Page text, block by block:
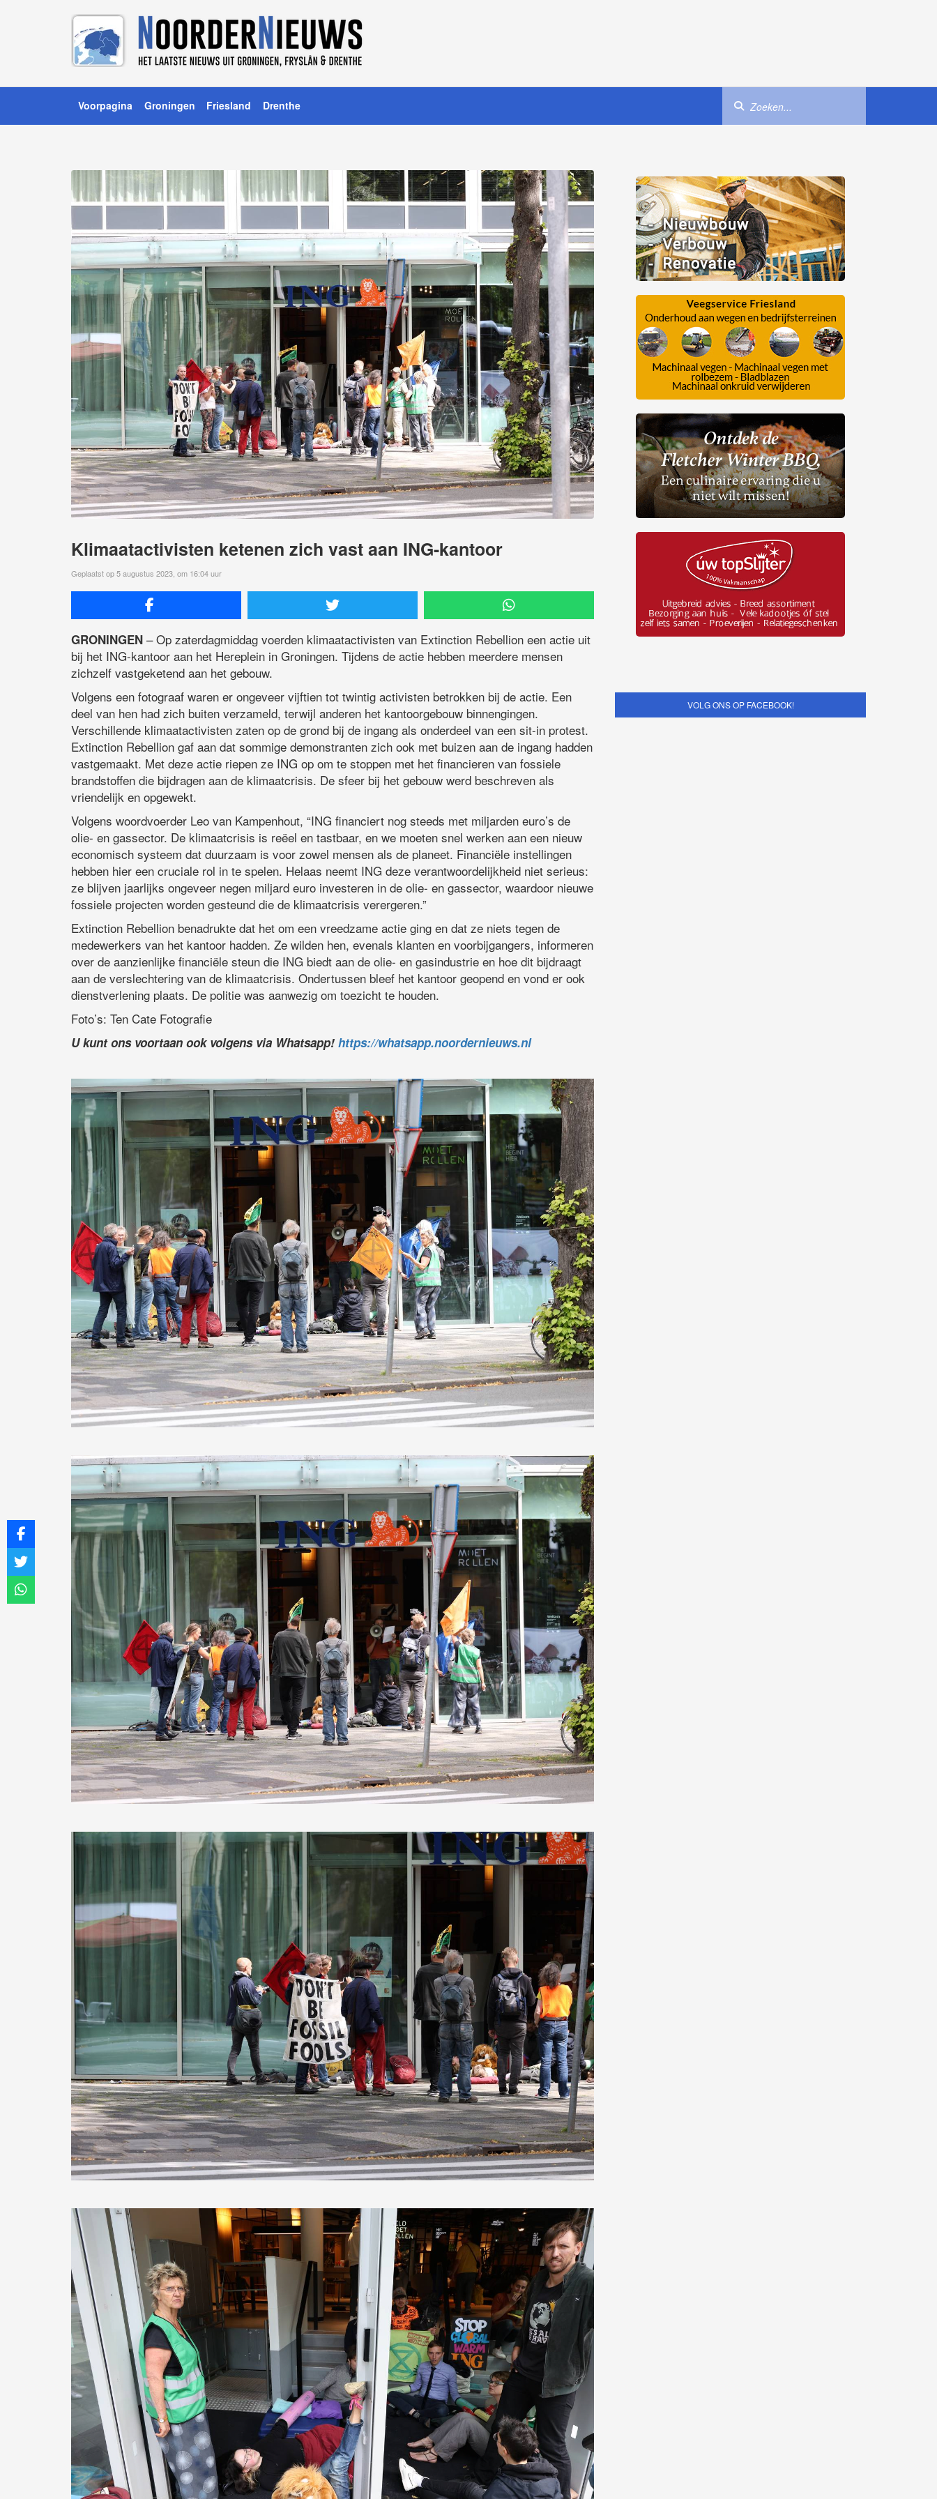
Voorpagina Groningen Friesland Drenthe
Klimaatactivisten ketenen zich vast aan ING-kantoor
Geplaatst op 5 augustus 2023, om 16:04 uur
GRONINGEN – Op zaterdagmiddag voerden klimaatactivisten van Extinction Rebellion een actie uit
bij het ING-kantoor aan het Hereplein in Groningen. Tijdens de actie hebben meerdere mensen
zichzelf vastgeketend aan het gebouw.
Volgens een fotograaf waren er ongeveer vijftien tot twintig activisten betrokken bij de actie. Een
deel van hen had zich buiten verzameld, terwijl anderen het kantoorgebouw binnengingen.
Verschillende klimaatactivisten zaten op de grond bij de ingang als onderdeel van een sit-in protest.
Extinction Rebellion gaf aan dat sommige demonstranten zich ook met buizen aan de ingang hadden
vastgemaakt. Met deze actie riepen ze ING op om te stoppen met het financieren van fossiele
brandstoffen die bijdragen aan de klimaatcrisis. De sfeer bij het gebouw werd beschreven als
vriendelijk en opgewekt.
Volgens woordvoerder Leo van Kampenhout, “ING financiert nog steeds met miljarden euro’s de
olie- en gassector. De klimaatcrisis is reëel en tastbaar, en we moeten snel werken aan een nieuw
economisch systeem dat duurzaam is voor zowel mensen als de planeet. Financiële instellingen
hebben hier een cruciale rol in te spelen. Helaas neemt ING deze verantwoordelijkheid niet serieus:
ze blijven jaarlijks ongeveer negen miljard euro investeren in de olie- en gassector, waardoor nieuwe
fossiele projecten worden gesteund die de klimaatcrisis verergeren.”
Extinction Rebellion benadrukte dat het om een vreedzame actie ging en dat ze niets tegen de
medewerkers van het kantoor hadden. Ze wilden hen, evenals klanten en voorbijgangers, informeren
over de aanzienlijke financiële steun die ING biedt aan de olie- en gasindustrie en hoe dit bijdraagt
aan de verslechtering van de klimaatcrisis. Ondertussen bleef het kantoor geopend en vond er ook
dienstverlening plaats. De politie was aanwezig om toezicht te houden.
Foto’s: Ten Cate Fotografie
U kunt ons voortaan ook volgens via Whatsapp! https://whatsapp.noordernieuws.nl
VOLG ONS OP FACEBOOK!